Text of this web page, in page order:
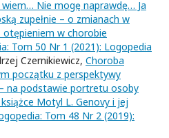
wiem… Nie mogę naprawdę… Ja
zupełnie – o zmianach w
w chorobie
Tom 50 Nr 1 (2021): Logopedia
Czernikiewicz, Choroba
początku z perspektywy
na podstawie portretu osoby
Motyl L. Genovy i jej
Tom 48 Nr 2 (2019):